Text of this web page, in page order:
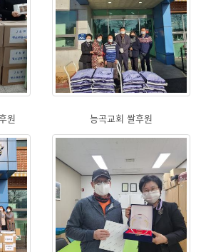
원
능곡교회 쌀후원